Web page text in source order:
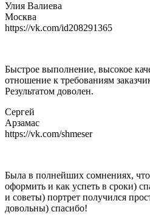
Улия Валиева
Москва
https://vk.com/id208291365
Быстрое выполнение, высокое
отношение к требованиям
Результатом доволен.
Сергей
Арзамас
https://vk.com/shmeser
Была в полнейших сомнениях, что
оформить и как успеть в сроки)
и советы) портрет получился
довольны) спасибо!